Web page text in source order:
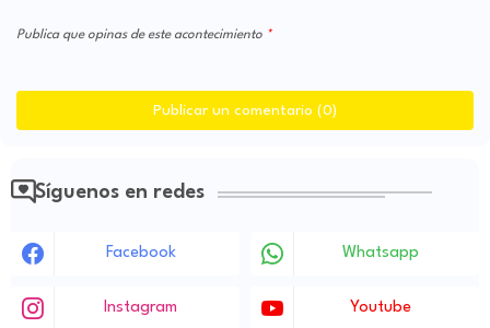
Publica que opinas de este acontecimiento
Publicar un comentario (0)
Síguenos en redes
Facebook Whatsapp
Instagram Youtube